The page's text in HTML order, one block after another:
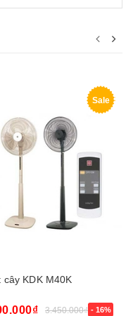
Sale
cây KDK M40K
3.450.000₫ - 16%